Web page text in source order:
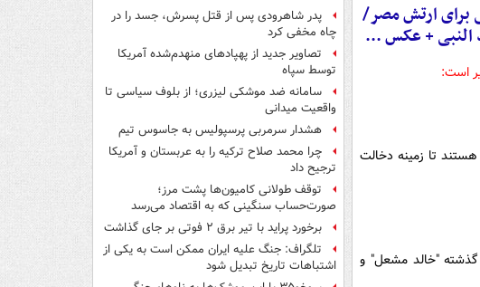
برای ارتش مصر/
النبی + عکس ...
تا زمینه دخالت
گذشته "خالد مشعل" و
پدر شاهرودی پس از قتل پسرش، جسد را در
چاه مخفی کرد
تصاویر جدید از پهپادهای منهدم‌شده آمریکا
توسط سپاه
سامانه ضد موشکی لیزری؛ از بلوف سیاسی تا
واقعیت میدانی
هشدار سرمربی پرسپولیس به جاسوس تیم
چرا محمد صلاح ترکیه را به عربستان و آمریکا
ترجیح داد
توقف طولانی کامیون‌ها پشت مرز؛
صورت‌حساب سنگینی که به اقتصاد می‌رسد
برخورد پراید با تیر برق ۲ فوتی بر جای گذاشت
تلگراف: جنگ علیه ایران ممکن است به یکی از
اشتباهات تاریخ تبدیل شود